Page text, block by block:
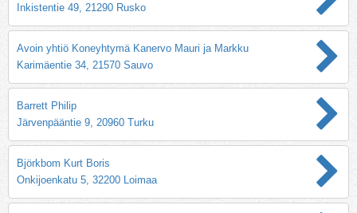
Inkistentie 49, 21290 Rusko
Avoin yhtiö Koneyhtymä Kanervo Mauri ja Markku
Karimäentie 34, 21570 Sauvo
Barrett Philip
Järvenpääntie 9, 20960 Turku
Björkbom Kurt Boris
Onkijoenkatu 5, 32200 Loimaa